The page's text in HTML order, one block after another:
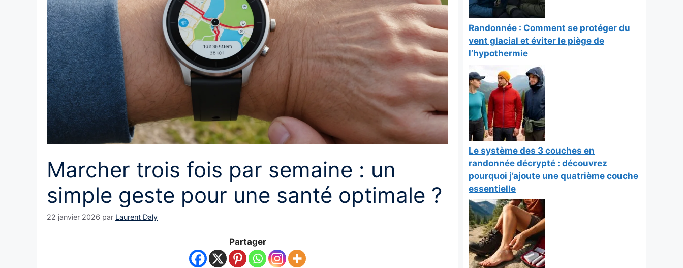
Marcher trois fois par semaine : un
simple geste pour une santé optimale ?
22 janvier 2026 par Laurent Daly
Partager
Randonnée : Comment se protéger du
vent glacial et éviter le piège de
l’hypothermie
Le système des 3 couches en
randonnée décrypté : découvrez
pourquoi j’ajoute une quatrième couche
essentielle